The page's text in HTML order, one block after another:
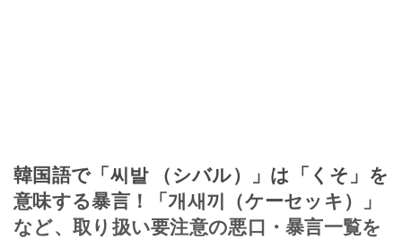
韓国語で「씨발 （シバル）」は「くそ」を
意味する暴言！「개새끼（ケーセッキ）」
など、取り扱い要注意の悪口・暴言一覧を